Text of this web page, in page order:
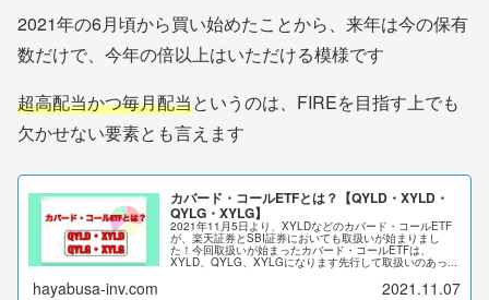
2021年の6月頃から買い始めたことから、来年は今の保有
数だけで、今年の倍以上はいただける模様です
超高配当かつ毎月配当というのは、FIREを目指す上でも
欠かせない要素とも言えます
カバード・コールETFとは？【QYLD・XYLD・
QYLG・XYLG】
2021年11月5日より、XYLDなどのカバード・コールETF
が、楽天証券とSBI証券においても取扱いが始まりまし
た！今回取扱いが始まったカバード・コールETFは、
XYLD、QYLG、XYLGになります先行して取扱いのあっ...
hayabusa-inv.com 2021.11.07